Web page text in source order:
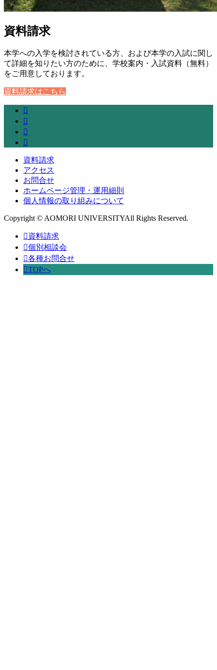
資料請求
本学への入学を検討されている方、および本学の入試に関し
て詳細を知りたい方のために、学校案内・入試資料（無料）
をご用意しております。
資料請求はこちら
資料請求
アクセス
お問合せ
ホームページ管理・運用細則
個人情報の取り組みについて
Copyright © AOMORI UNIVERSITYAll Rights Reserved.
資料請求
個別相談会
各種お問合せ
TOPへ